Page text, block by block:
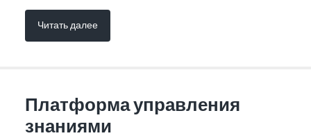
Читать далее
Платформа управления
знаниями